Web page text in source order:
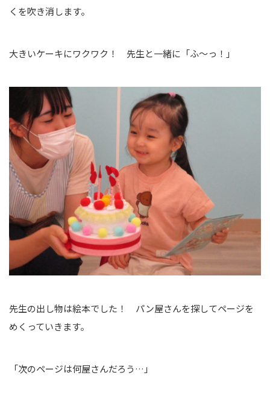
くを吹き消します。
大きいケーキにワクワク！ 先生と一緒に「ふ～っ！」
先生の出し物は絵本でした！ パン屋さんを探してページを
めくっていきます。
「次のページは何屋さんだろう…」